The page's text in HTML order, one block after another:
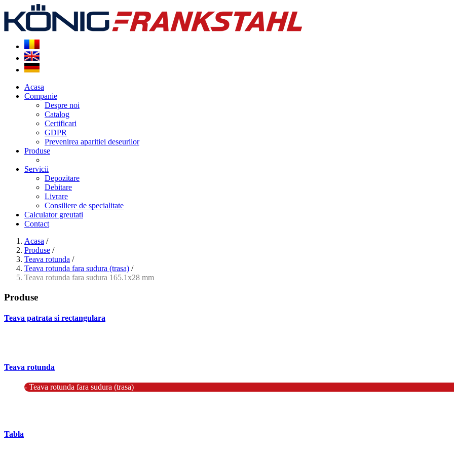
Acasa
Companie
Despre noi
Catalog
Certificari
GDPR
Prevenirea aparitiei deseurilor
Produse
Servicii
Depozitare
Debitare
Livrare
Consiliere de specialitate
Calculator greutati
Contact
Acasa /
Produse /
Teava rotunda /
Teava rotunda fara sudura (trasa) /
Teava rotunda fara sudura 165.1x28 mm
Produse
Teava patrata si rectangulara
Teava rotunda
- Teava rotunda fara sudura (trasa)
Tabla